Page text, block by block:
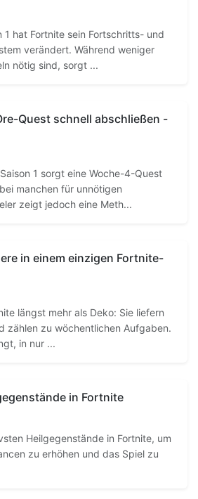
1 hat Fortnite sein Fortschritts- und
verändert. Während weniger
nötig sind, sorgt ...
Quest schnell abschließen -
1 sorgt eine Woche-4-Quest
manchen für unnötigen
zeigt jedoch eine Meth...
in einem einzigen Fortnite-
längst mehr als Deko: Sie liefern
zählen zu wöchentlichen Aufgaben.
in nur ...
in Fortnite
Heilgegenstände in Fortnite, um
zu erhöhen und das Spiel zu